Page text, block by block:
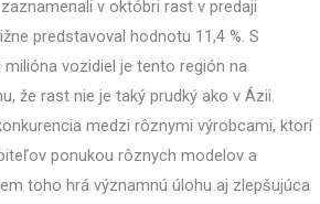
v októbri rast v predaji
predstavoval hodnotu 11,4 %. S
vozidiel je tento región na
že rast nie je taký prudký ako v Ázii.
medzi rôznymi výrobcami, ktorí
ponukou rôznych modelov a
toho hrá významnú úlohu aj zlepšujúca